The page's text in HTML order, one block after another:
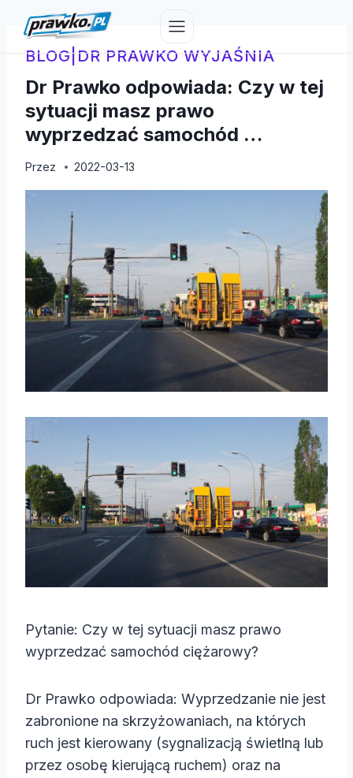
treściBLOG| DR PRAWKO WYJAŚNIA
Dr Prawko odpowiada: Czy w tej
sytuacji masz prawo
wyprzedzać samochód …
Przez 2022-03-13
Pytanie: Czy w tej sytuacji masz prawo
wyprzedzać samochód ciężarowy?
Dr Prawko odpowiada: Wyprzedzanie nie jest
zabronione na skrzyżowaniach, na których
ruch jest kierowany (sygnalizacją świetlną lub
przez osobę kierującą ruchem) oraz na